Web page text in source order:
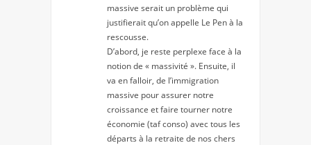
massive serait un problème qui
justifierait qu’on appelle Le Pen à la
rescousse.
D’abord, je reste perplexe face à la
notion de « massivité ». Ensuite, il
va en falloir, de l’immigration
massive pour assurer notre
croissance et faire tourner notre
économie (taf conso) avec tous les
départs à la retraite de nos chers